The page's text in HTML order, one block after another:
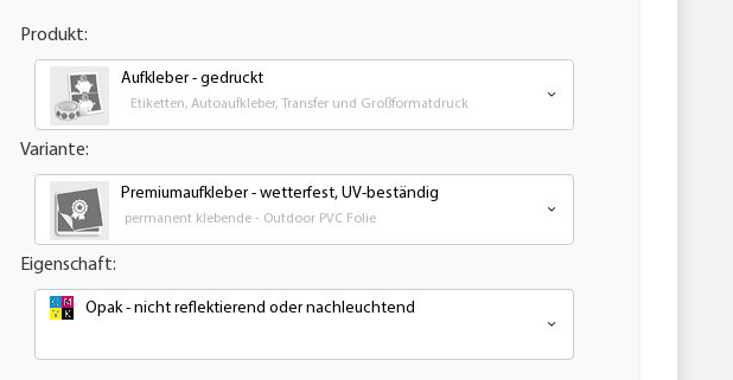
Produkt:
Aufkleber - gedruckt
Etiketten, Autoaufkleber, Transfer und Großformatdruck
Variante:
Premiumaufkleber - wetterfest, UV-beständig
permanent klebende - Outdoor PVC Folie
Eigenschaft:
Opak - nicht reflektierend oder nachleuchtend